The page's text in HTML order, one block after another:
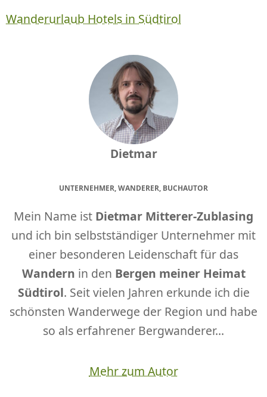
Wanderurlaub Hotels in Südtirol
Dietmar
UNTERNEHMER, WANDERER, BUCHAUTOR
Mein Name ist Dietmar Mitterer-Zublasing
und ich bin selbstständiger Unternehmer mit
einer besonderen Leidenschaft für das
Wandern in den Bergen meiner Heimat
Südtirol. Seit vielen Jahren erkunde ich die
schönsten Wanderwege der Region und habe
so als erfahrener Bergwanderer...
Mehr zum Autor